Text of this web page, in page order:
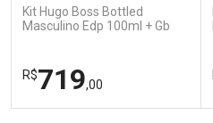
Comprar sem Desconto
Por R$ 16,79/cada
Comprar sem Desconto
Por R$ 16,79/cada
Kit Hugo Boss Bottled
Masculino Edp 100ml + Gb
R$719,00